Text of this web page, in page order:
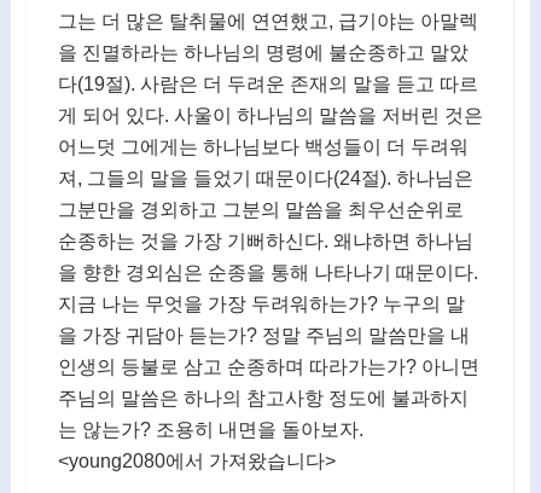
그는 더 많은 탈취물에 연연했고, 급기야는 아말렉
을 진멸하라는 하나님의 명령에 불순종하고 말았
다(19절). 사람은 더 두려운 존재의 말을 듣고 따르
게 되어 있다. 사울이 하나님의 말씀을 저버린 것은
어느덧 그에게는 하나님보다 백성들이 더 두려워
져, 그들의 말을 들었기 때문이다(24절). 하나님은
그분만을 경외하고 그분의 말씀을 최우선순위로
순종하는 것을 가장 기뻐하신다. 왜냐하면 하나님
을 향한 경외심은 순종을 통해 나타나기 때문이다.
지금 나는 무엇을 가장 두려워하는가? 누구의 말
을 가장 귀담아 듣는가? 정말 주님의 말씀만을 내
인생의 등불로 삼고 순종하며 따라가는가? 아니면
주님의 말씀은 하나의 참고사항 정도에 불과하지
는 않는가? 조용히 내면을 돌아보자.
<young2080에서 가져왔습니다>